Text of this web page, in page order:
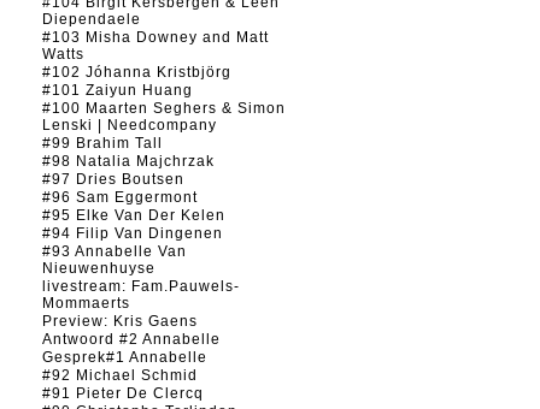
Diependaele
#103 Misha Downey and Matt
Watts
#102 Jóhanna Kristbjörg
#101 Zaiyun Huang
#100 Maarten Seghers & Simon
Lenski | Needcompany
#99 Brahim Tall
#98 Natalia Majchrzak
#97 Dries Boutsen
#96 Sam Eggermont
#95 Elke Van Der Kelen
#94 Filip Van Dingenen
#93 Annabelle Van
Nieuwenhuyse
livestream: Fam.Pauwels-
Mommaerts
Preview: Kris Gaens
Antwoord #2 Annabelle
Gesprek#1 Annabelle
#92 Michael Schmid
#91 Pieter De Clercq